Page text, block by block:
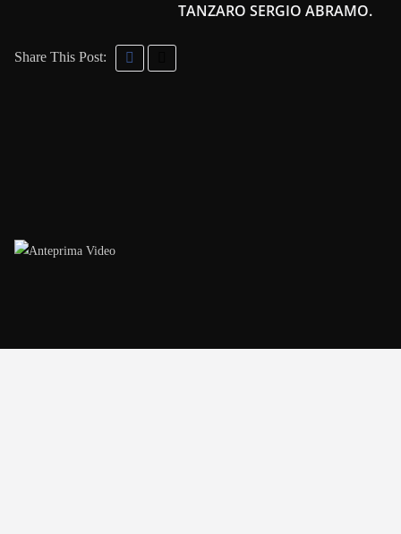
TANZARO SERGIO ABRAMO.
Share This Post: